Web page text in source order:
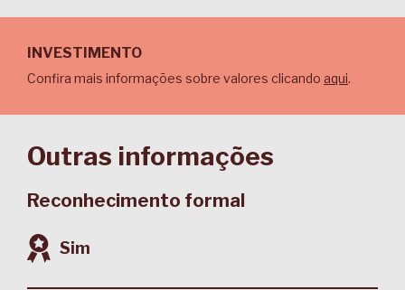
INVESTIMENTO
Confira mais informações sobre valores clicando aqui.
Outras informações
Reconhecimento formal
Sim